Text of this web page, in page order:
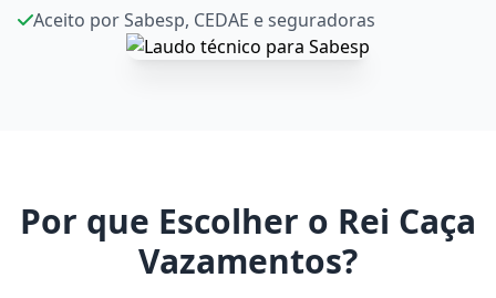
Aceito por Sabesp, CEDAE e seguradoras
Por que Escolher o Rei Caça
Vazamentos?